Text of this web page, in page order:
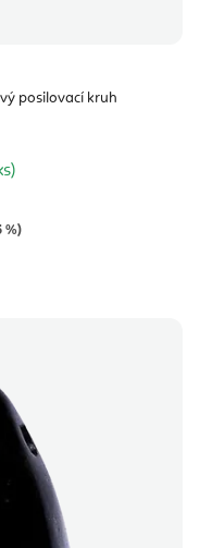
posilovací kruh
%)